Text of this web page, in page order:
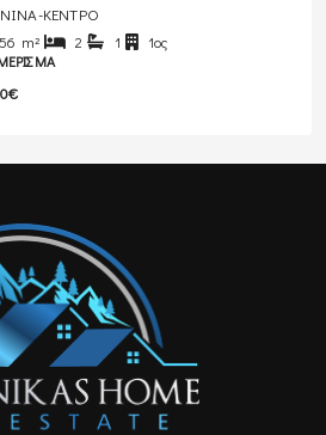
ΚΕΝΤΡΟ
56 m² 2 1
1ος